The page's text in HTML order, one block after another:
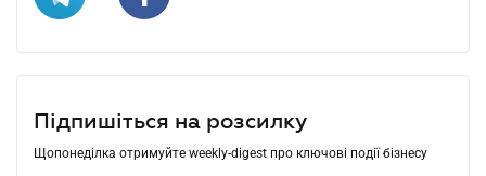
Підпишіться на розсилку
Щопонеділка отримуйте weekly-digest про ключові події бізнесу